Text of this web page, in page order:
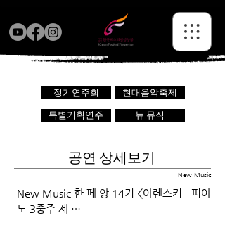
정기연주회 현대음악축제
특별기획연주 뉴 뮤직
공연 상세보기
New Music
New Music 한 페 앙 14기 <아렌스키 - 피아
노 3중주 제 …